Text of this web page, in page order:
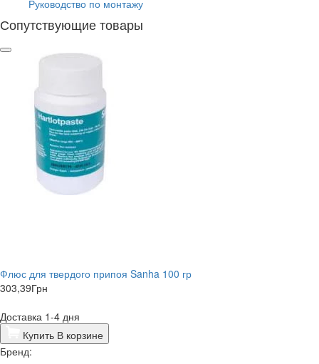
Руководство по монтажу
Сопутствующие товары
Флюс для твердого припоя Sanha 100 гр
303,39Грн
Доставка 1-4 дня
Купить В корзине
Бренд: